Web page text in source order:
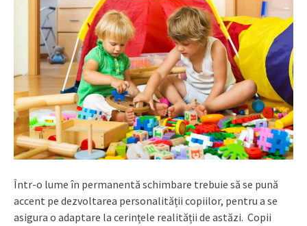
Într-o lume în permanentă schimbare trebuie să se pună
accent pe dezvoltarea personalității copiilor, pentru a se
asigura o adaptare la cerințele realității de astăzi. Copii